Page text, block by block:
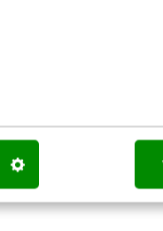
en waar ze op
pas echt zien in
van alle
Zijn er
van kleur.
verschillende